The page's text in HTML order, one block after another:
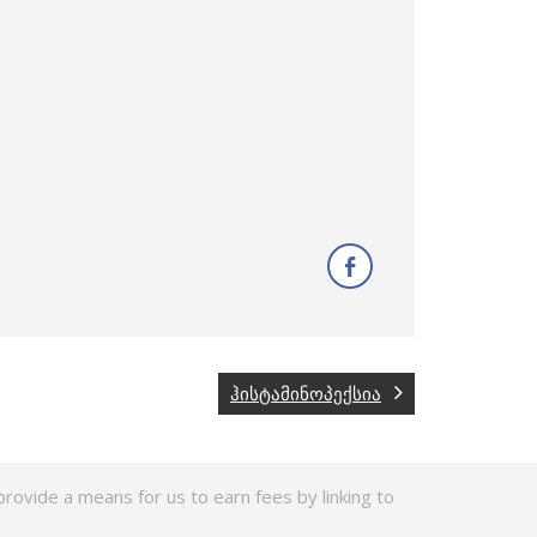
ჰისტამინოპექსია
a means for us to earn fees by linking to